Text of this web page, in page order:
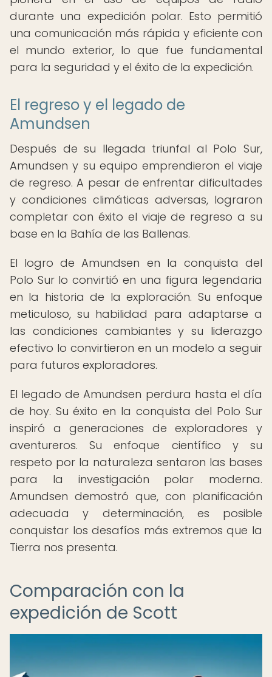
durante una expedición polar. Esto permitió
una comunicación más rápida y eficiente con
el mundo exterior, lo que fue fundamental
para la seguridad y el éxito de la expedición.
El regreso y el legado de
Amundsen
Después de su llegada triunfal al Polo Sur,
Amundsen y su equipo emprendieron el viaje
de regreso. A pesar de enfrentar dificultades
y condiciones climáticas adversas, lograron
completar con éxito el viaje de regreso a su
base en la Bahía de las Ballenas.
El logro de Amundsen en la conquista del
Polo Sur lo convirtió en una figura legendaria
en la historia de la exploración. Su enfoque
meticuloso, su habilidad para adaptarse a
las condiciones cambiantes y su liderazgo
efectivo lo convirtieron en un modelo a seguir
para futuros exploradores.
El legado de Amundsen perdura hasta el día
de hoy. Su éxito en la conquista del Polo Sur
inspiró a generaciones de exploradores y
aventureros. Su enfoque científico y su
respeto por la naturaleza sentaron las bases
para la investigación polar moderna.
Amundsen demostró que, con planificación
adecuada y determinación, es posible
conquistar los desafíos más extremos que la
Tierra nos presenta.
Comparación con la
expedición de Scott